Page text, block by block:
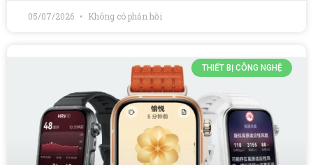
05/07/2026 Không có phản hồi
THIẾT BỊ CÔNG NGHỆ